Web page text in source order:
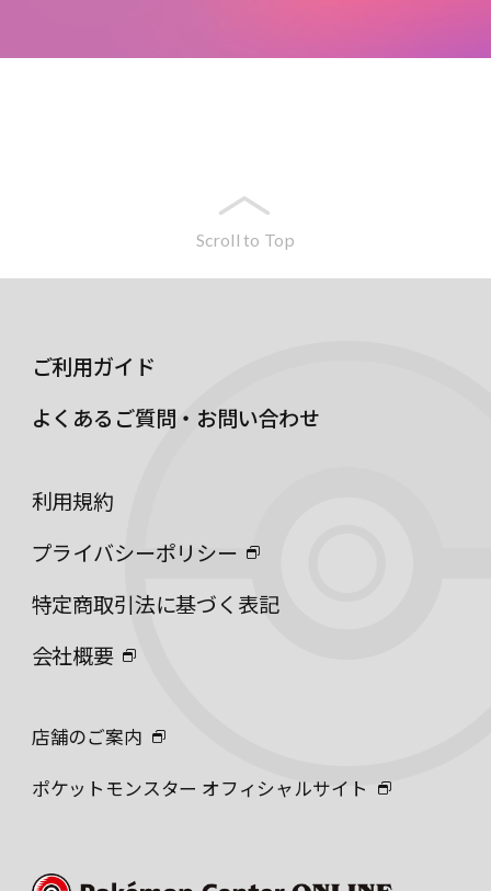
Scroll to Top
ご利用ガイド
よくあるご質問・お問い合わせ
利用規約
プライバシーポリシー
特定商取引法に基づく表記
会社概要
店舗のご案内
ポケットモンスター オフィシャルサイト